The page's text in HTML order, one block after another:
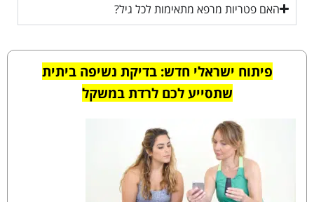
האם פטריות מרפא מתאימות לכל גיל?
פיתוח ישראלי חדש: בדיקת נשיפה ביתית
שתסייע לכם לרדת במשקל